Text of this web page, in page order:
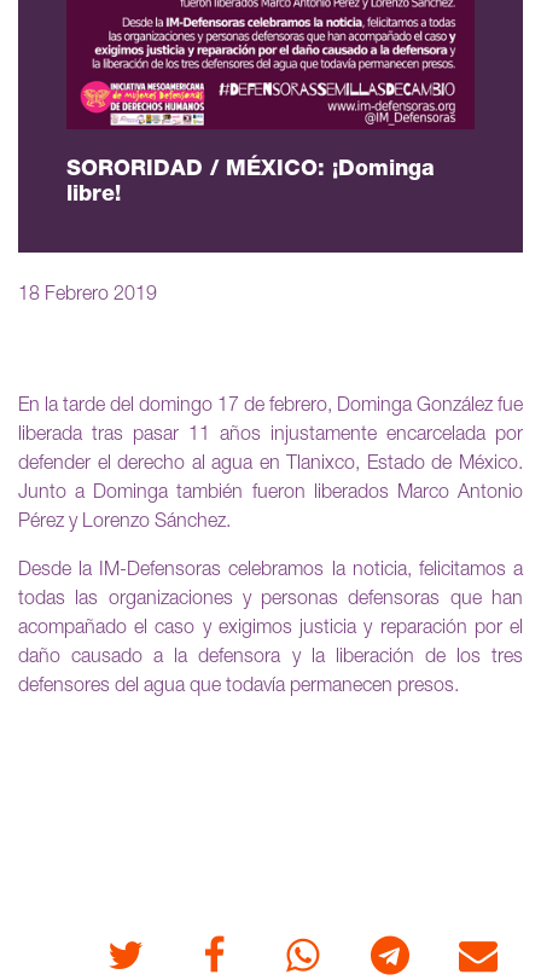
SORORIDAD / MÉXICO: ¡Dominga
libre!
18 Febrero 2019
En la tarde del domingo 17 de febrero, Dominga González fue
liberada tras pasar 11 años injustamente encarcelada por
defender el derecho al agua en Tlanixco, Estado de México.
Junto a Dominga también fueron liberados Marco Antonio
Pérez y Lorenzo Sánchez.
Desde la IM-Defensoras celebramos la noticia, felicitamos a
todas las organizaciones y personas defensoras que han
acompañado el caso y exigimos justicia y reparación por el
daño causado a la defensora y la liberación de los tres
defensores del agua que todavía permanecen presos.
Twitter FacebookWhatsappTelegram Correo